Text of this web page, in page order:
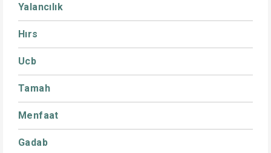
Yalancılık
Hırs
Ucb
Tamah
Menfaat
Gadab